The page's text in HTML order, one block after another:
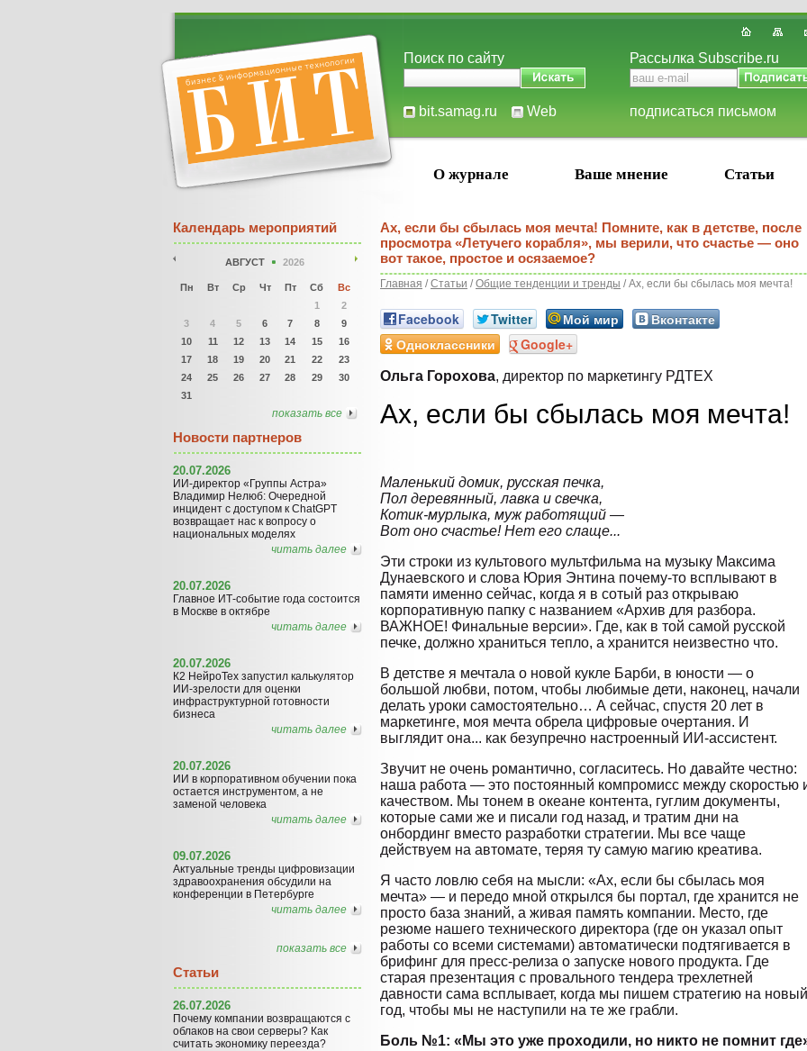
Поиск по сайту
bit.samag.ru Web
Рассылка Subscribe.ru
подписаться письмом
О журнале Ваше мнение Статьи
Календарь мероприятий
АВГУСТ 2026
Пн Вт Ср Чт Пт Сб
Вс
1
2
3
4 5 6 7 8
9
10
11 12 13 14 15
16
17
18 19 20 21 22
23
24
25 26 27 28 29
30
31
показать все
Новости партнеров
20.07.2026
ИИ-директор «Группы Астра»
Владимир Нелюб: Очередной
инцидент с доступом к ChatGPT
возвращает нас к вопросу о
национальных моделях
читать далее
20.07.2026
Главное ИТ-событие года состоится
в Москве в октябре
читать далее
20.07.2026
К2 НейроТех запустил калькулятор
ИИ-зрелости для оценки
инфраструктурной готовности
бизнеса
читать далее
20.07.2026
ИИ в корпоративном обучении пока
остается инструментом, а не
заменой человека
читать далее
09.07.2026
Актуальные тренды цифровизации
здравоохранения обсудили на
конференции в Петербурге
читать далее
показать все
Статьи
26.07.2026
Почему компании возвращаются с
облаков на свои серверы? Как
считать экономику переезда?
Ах, если бы сбылась моя мечта! Помните, как в детстве, после
просмотра «Летучего корабля», мы верили, что счастье — оно
вот такое, простое и осязаемое?
Главная /Статьи /Общие тенденции и тренды / Ах, если бы сбылась моя мечта!
Facebook Twitter Мой мир
Вконтакте
Одноклассники
Google+
Ольга Горохова, директор по маркетингу РДТЕХ
Ах, если бы сбылась моя мечта!
Маленький домик, русская печка,
Пол деревянный, лавка и свечка,
Котик-мурлыка, муж работящий —
Вот оно счастье! Нет его слаще...
Эти строки из культового мультфильма на музыку Максима
Дунаевского и слова Юрия Энтина почему-то всплывают в
памяти именно сейчас, когда я в сотый раз открываю
корпоративную папку с названием «Архив для разбора.
ВАЖНОЕ! Финальные версии». Где, как в той самой русской
печке, должно храниться тепло, а хранится неизвестно что.
В детстве я мечтала о новой кукле Барби, в юности — о
большой любви, потом, чтобы любимые дети, наконец, начали
делать уроки самостоятельно… А сейчас, спустя 20 лет в
маркетинге, моя мечта обрела цифровые очертания. И
выглядит она... как безупречно настроенный ИИ-ассистент.
Звучит не очень романтично, согласитесь. Но давайте честно:
наша работа — это постоянный компромисс между скоростью
качеством. Мы тонем в океане контента, гуглим документы,
которые сами же и писали год назад, и тратим дни на
онбординг вместо разработки стратегии. Мы все чаще
действуем на автомате, теряя ту самую магию креатива.
Я часто ловлю себя на мысли: «Ах, если бы сбылась моя
мечта» — и передо мной открылся бы портал, где хранится не
просто база знаний, а живая память компании. Место, где
резюме нашего технического директора (где он указал опыт
работы со всеми системами) автоматически подтягивается в
брифинг для пресс-релиза о запуске нового продукта. Где
старая презентация с провального тендера трехлетней
давности сама всплывает, когда мы пишем стратегию на новый
год, чтобы мы не наступили на те же грабли.
Боль №1: «Мы это уже проходили, но никто не помнит